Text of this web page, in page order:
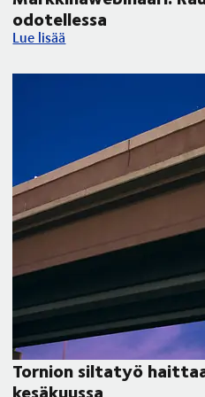
odotellessa
Markkinawebinaari:
Lue lisää
Tornion siltatyö
kesäkuussa